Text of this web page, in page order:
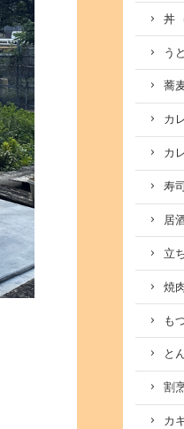
丼
う
蕎
カ
カ
寿司
居
立
焼
も
と
割
カ